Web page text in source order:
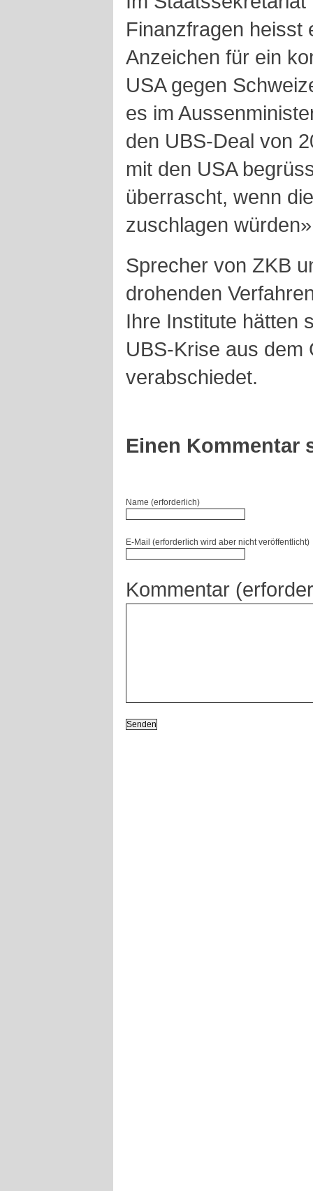
Finanzfragen heisst
Anzeichen für ein
USA gegen
es im
den UBS-Deal von
mit den USA
überrascht, wenn
zuschlagen
Sprecher von ZKB
drohenden
Ihre Institute hätten
UBS-Krise aus dem
verabschiedet.
Einen Kommentar
Name (erforderlich)
E-Mail (erforderlich wird aber nicht veröffentlicht)
Kommentar